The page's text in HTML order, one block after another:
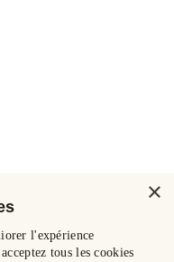
×
l'expérience
tous les cookies